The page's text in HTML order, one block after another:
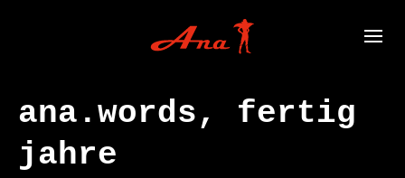
ana.words, fertig
jahre